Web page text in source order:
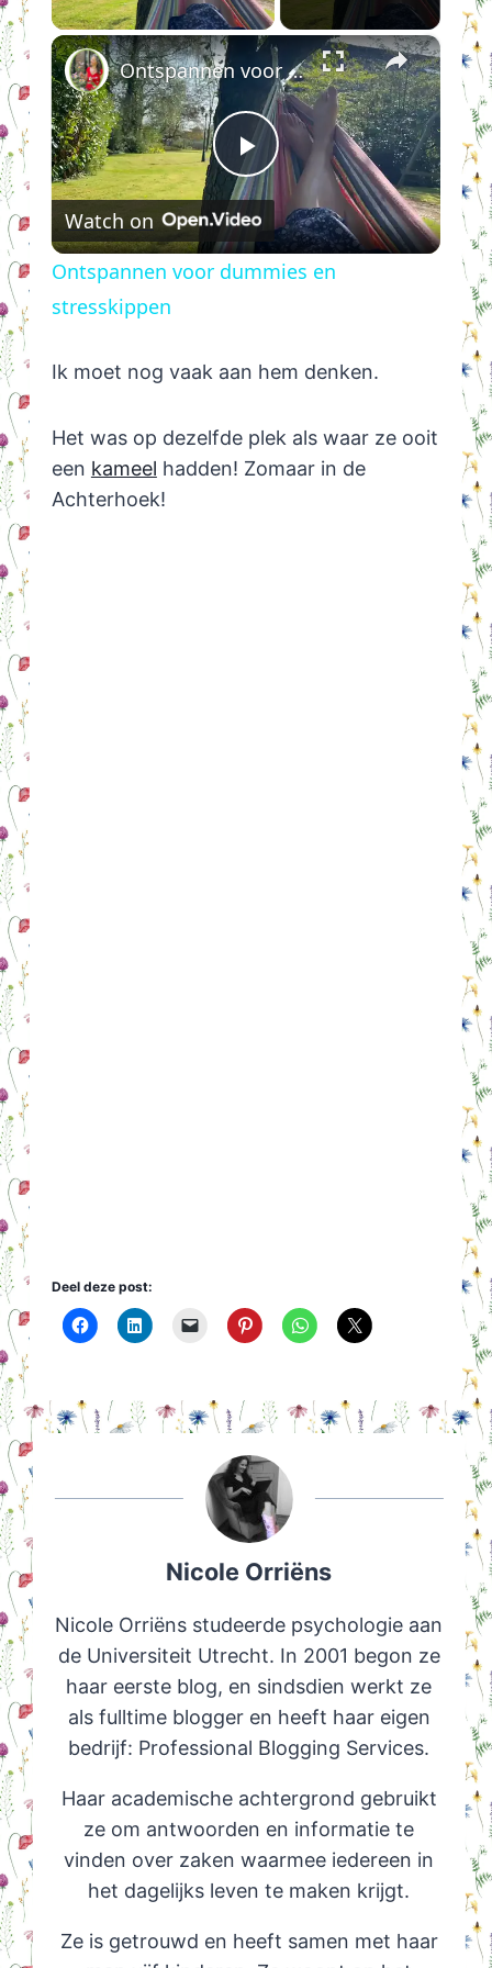
×
Play
Video
Ontspannen voor dummies en stresskippen
Watch on
Ontspannen voor dummies en
stresskippen
Ik moet nog vaak aan hem denken.
Het was op dezelfde plek als waar ze ooit
een kameel hadden! Zomaar in de
Achterhoek!
Deel deze post:
Nicole Orriëns
Nicole Orriëns studeerde psychologie aan
de Universiteit Utrecht. In 2001 begon ze
haar eerste blog, en sindsdien werkt ze
als fulltime blogger en heeft haar eigen
bedrijf: Professional Blogging Services.
Haar academische achtergrond gebruikt
ze om antwoorden en informatie te
vinden over zaken waarmee iedereen in
het dagelijks leven te maken krijgt.
Ze is getrouwd en heeft samen met haar